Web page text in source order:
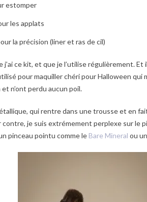
estomper
les applats
la précision (liner et ras de cil)
ce kit, et que je l’utilise régulièrement. Et
pour maquiller chéri pour Halloween
n’ont perdu aucun poil.
qui rentre dans une trousse et en
je suis extrémement perplexe sur le
pinceau pointu comme le Bare Mineral ou